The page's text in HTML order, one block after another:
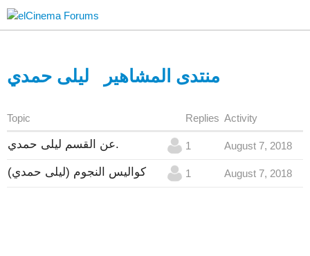
منتدى المشاهير ليلى حمدي
Topic Replies Activity
عن القسم ليلى حمدي. 1 August 7, 2018
كواليس النجوم (ليلى حمدي) 1 August 7, 2018